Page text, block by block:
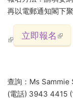
再以電郵通知閣下
(link is external)
立即報名
查詢：Ms Sammie
(電話) 3943 4415